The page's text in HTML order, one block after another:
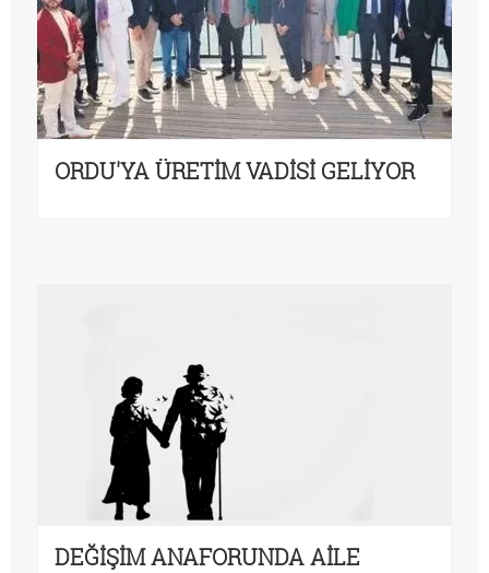
ORDU'YA ÜRETİM VADİSİ GELİYOR
DEĞİŞİM ANAFORUNDA AİLE